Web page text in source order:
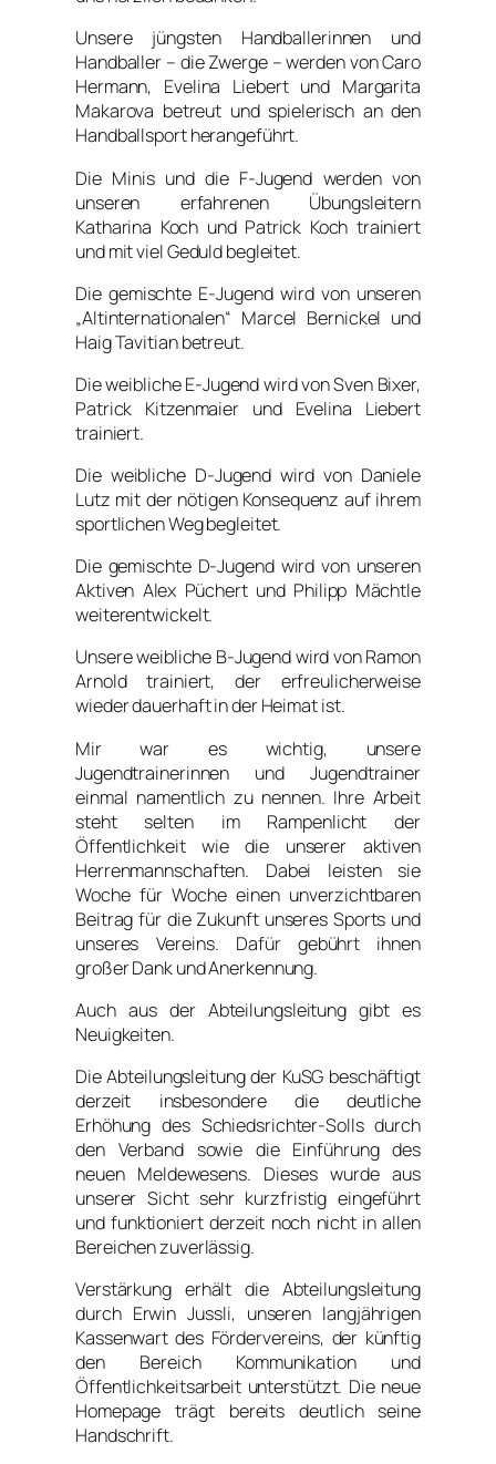
Unsere jüngsten Handballerinnen und
Handballer – die Zwerge – werden von Caro
Hermann, Evelina Liebert und Margarita
Makarova betreut und spielerisch an den
Handballsport herangeführt.
Die Minis und die F-Jugend werden von
unseren erfahrenen Übungsleitern
Katharina Koch und Patrick Koch trainiert
und mit viel Geduld begleitet.
Die gemischte E-Jugend wird von unseren
„Altinternationalen“ Marcel Bernickel und
Haig Tavitian betreut.
Die weibliche E-Jugend wird von Sven Bixer,
Patrick Kitzenmaier und Evelina Liebert
trainiert.
Die weibliche D-Jugend wird von Daniele
Lutz mit der nötigen Konsequenz auf ihrem
sportlichen Weg begleitet.
Die gemischte D-Jugend wird von unseren
Aktiven Alex Püchert und Philipp Mächtle
weiterentwickelt.
Unsere weibliche B-Jugend wird von Ramon
Arnold trainiert, der erfreulicherweise
wieder dauerhaft in der Heimat ist.
Mir war es wichtig, unsere
Jugendtrainerinnen und Jugendtrainer
einmal namentlich zu nennen. Ihre Arbeit
steht selten im Rampenlicht der
Öffentlichkeit wie die unserer aktiven
Herrenmannschaften. Dabei leisten sie
Woche für Woche einen unverzichtbaren
Beitrag für die Zukunft unseres Sports und
unseres Vereins. Dafür gebührt ihnen
großer Dank und Anerkennung.
Auch aus der Abteilungsleitung gibt es
Neuigkeiten.
Die Abteilungsleitung der KuSG beschäftigt
derzeit insbesondere die deutliche
Erhöhung des Schiedsrichter-Solls durch
den Verband sowie die Einführung des
neuen Meldewesens. Dieses wurde aus
unserer Sicht sehr kurzfristig eingeführt
und funktioniert derzeit noch nicht in allen
Bereichen zuverlässig.
Verstärkung erhält die Abteilungsleitung
durch Erwin Jussli, unseren langjährigen
Kassenwart des Fördervereins, der künftig
den Bereich Kommunikation und
Öffentlichkeitsarbeit unterstützt. Die neue
Homepage trägt bereits deutlich seine
Handschrift.